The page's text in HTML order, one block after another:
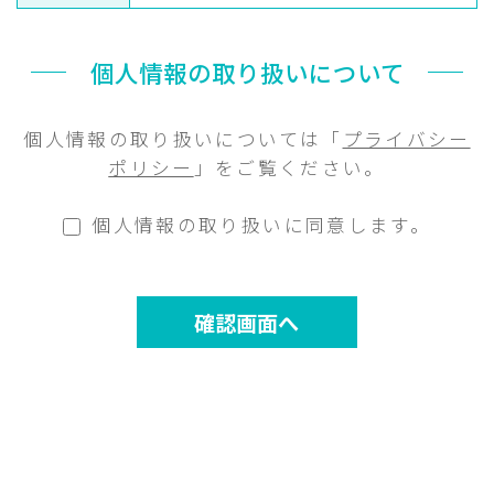
個人情報の取り扱いについて
個人情報の取り扱いについては「 プライバシー
ポリシー 」をご覧ください。
個人情報の取り扱いに同意します。